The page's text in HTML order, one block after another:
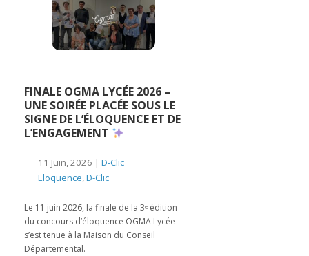
️FINALE OGMA LYCÉE 2026 –
UNE SOIRÉE PLACÉE SOUS LE
SIGNE DE L’ÉLOQUENCE ET DE
L’ENGAGEMENT
11 Juin, 2026 | D-Clic
Eloquence,D-Clic
Le 11 juin 2026, la finale de la 3ᵉ édition
du concours d’éloquence OGMA Lycée
s’est tenue à la Maison du Conseil
Départemental.